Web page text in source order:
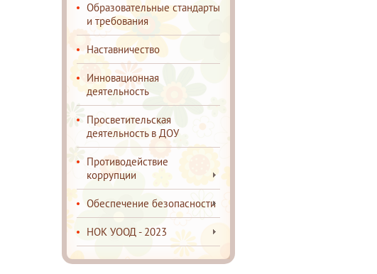
Образовательные стандарты
и требования
Наставничество
Инновационная
деятельность
Просветительская
деятельность в ДОУ
Противодействие
коррупции
Обеспечение безопасности
НОК УООД - 2023